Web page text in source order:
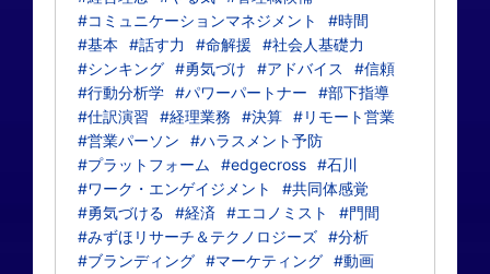
#コミュニケーションマネジメント
#時間
#基本
#話す力 #命解援
#社会人基礎力
#シンキング #勇気づけ #アドバイス
#信頼
#行動分析学 #パワーパートナー
#部下指導
#仕訳演習
#経理業務 #決算 #リモート営業
#営業パーソン
#ハラスメント予防
#プラットフォーム
#edgecross #石川
#ワーク・エンゲイジメント
#共同体感覚
#勇気づける
#経済 #エコノミスト
#門間
#みずほリサーチ＆テクノロジーズ #分析
#ブランディング #マーケティング #動画